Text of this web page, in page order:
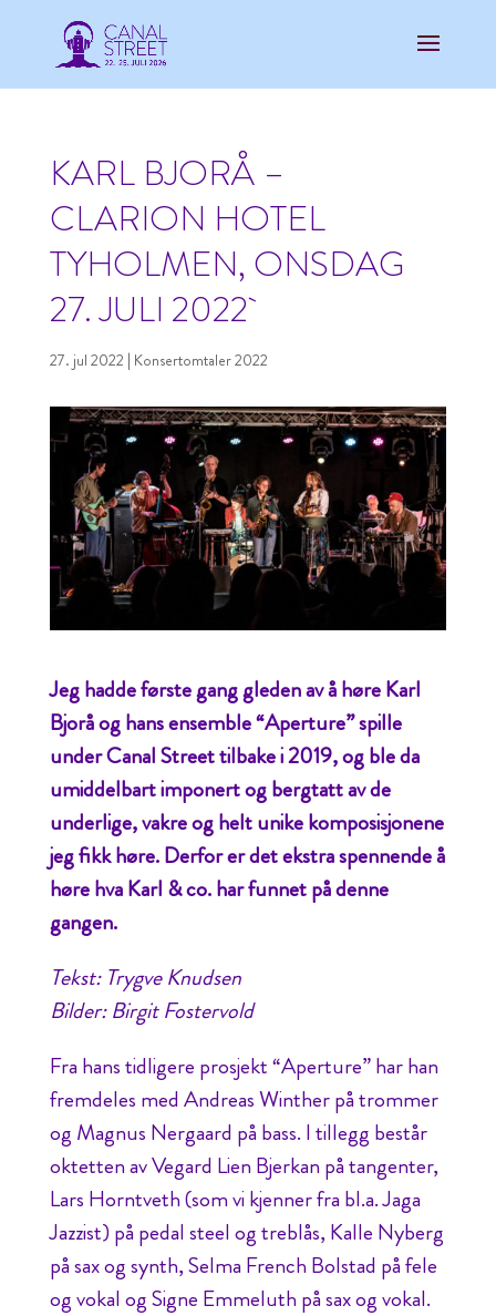
KARL BJORÅ –
CLARION HOTEL
TYHOLMEN, ONSDAG
27. JULI 2022
27. jul 2022 | Konsertomtaler 2022
Jeg hadde første gang gleden av å høre Karl
Bjorå og hans ensemble “Aperture” spille
under Canal Street tilbake i 2019, og ble da
umiddelbart imponert og bergtatt av de
underlige, vakre og helt unike komposisjonene
jeg fikk høre. Derfor er det ekstra spennende å
høre hva Karl & co. har funnet på denne
gangen.
Tekst: Trygve Knudsen
Bilder: Birgit Fostervold
Fra hans tidligere prosjekt “Aperture” har han
fremdeles med Andreas Winther på trommer
og Magnus Nergaard på bass. I tillegg består
oktetten av Vegard Lien Bjerkan på tangenter,
Lars Horntveth (som vi kjenner fra bl.a. Jaga
Jazzist) på pedal steel og treblås, Kalle Nyberg
på sax og synth, Selma French Bolstad på fele
og vokal og Signe Emmeluth på sax og vokal.